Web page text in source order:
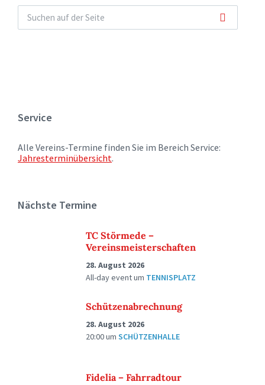
Service
Alle Vereins-Termine finden Sie im Bereich Service:
Jahresterminübersicht.
Nächste Termine
TC Störmede –
Vereinsmeisterschaften
28. August 2026
All-day eventum TENNISPLATZ
Schützenabrechnung
28. August 2026
20:00um SCHÜTZENHALLE
Fidelia – Fahrradtour